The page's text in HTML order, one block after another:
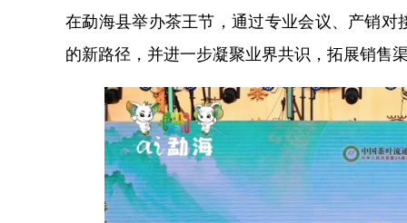
在勐海县举办茶王节，通过专业会议、产销
的新路径，并进一步凝聚业界共识，拓展销售